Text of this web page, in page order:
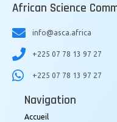
African Science
info@asca.africa
+225 07 78 13 97 27
+225 07 78 13 97 27
Navigation
Accueil